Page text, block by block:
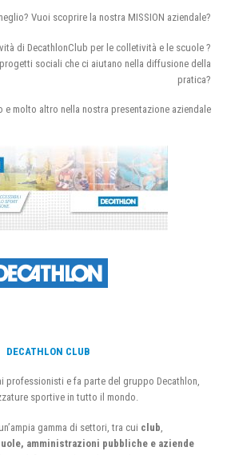
Vuoi scoprire la nostra MISSION aziendale?
di DecathlonClub per le colletività e le scuole ?
sociali che ci aiutano nella diffusione della
pratica?
e molto altro nella nostra presentazione aziendale
DECATHLON CLUB
professionisti e fa parte del gruppo Decathlon,
sportive in tutto il mondo.
gamma di settori, tra cui club
amministrazioni pubbliche e aziende